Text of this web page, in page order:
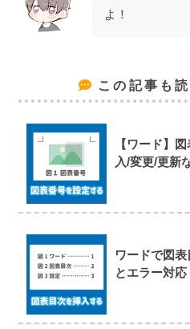
よ！
この記事も
【ワード】
入/変更/更新
ワードで図
とエラー対応